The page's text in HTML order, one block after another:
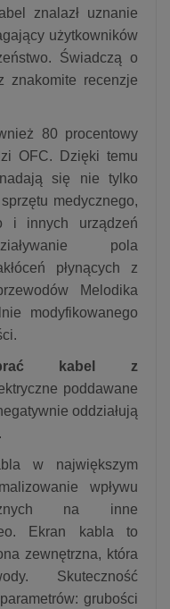
znalazł uznanie
użytkowników
Świadczą o
znakomite recenzje
80 procentowy
OFC. Dzięki temu
się nie tylko
medycznego,
i innych urządzeń
pola
płynących z
Melodika
modyfikowanego
kabel z
poddawane
oddziałują
w największym
wpływu
na inne
Ekran kabla to
zewnętrzna, która
Skuteczność
grubości